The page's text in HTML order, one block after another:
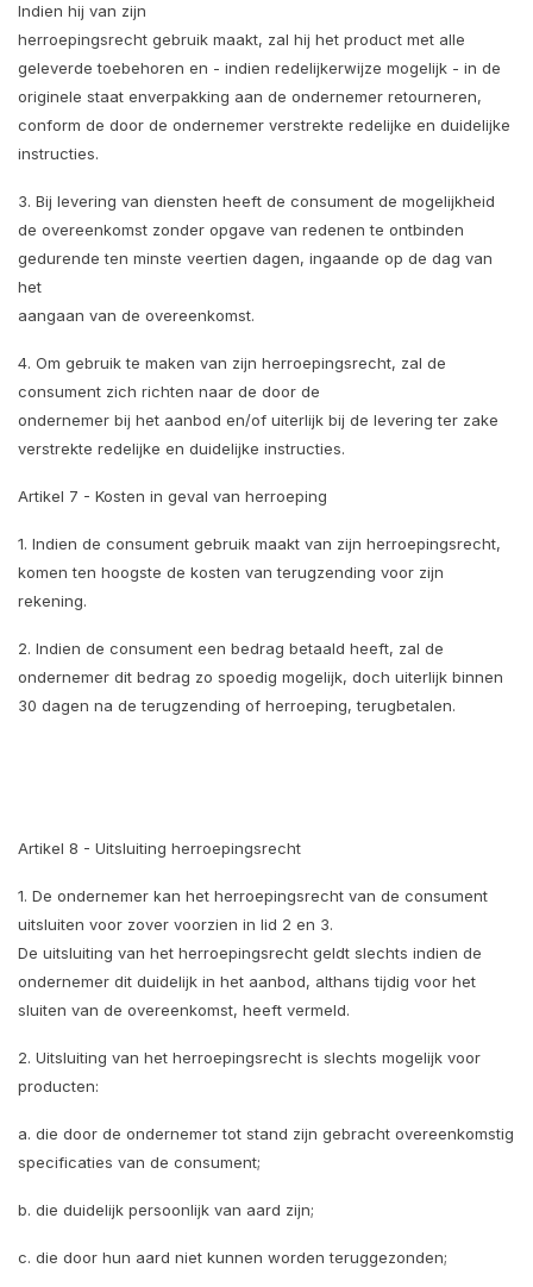
Indien hij van zijn
herroepingsrecht gebruik maakt, zal hij het product met alle
geleverde toebehoren en - indien redelijkerwijze mogelijk - in de
originele staat enverpakking aan de ondernemer retourneren,
conform de door de ondernemer verstrekte redelijke en duidelijke
instructies.
3. Bij levering van diensten heeft de consument de mogelijkheid
de overeenkomst zonder opgave van redenen te ontbinden
gedurende ten minste veertien dagen, ingaande op de dag van
het
aangaan van de overeenkomst.
4. Om gebruik te maken van zijn herroepingsrecht, zal de
consument zich richten naar de door de
ondernemer bij het aanbod en/of uiterlijk bij de levering ter zake
verstrekte redelijke en duidelijke instructies.
Artikel 7 - Kosten in geval van herroeping
1. Indien de consument gebruik maakt van zijn herroepingsrecht,
komen ten hoogste de kosten van terugzending voor zijn
rekening.
2. Indien de consument een bedrag betaald heeft, zal de
ondernemer dit bedrag zo spoedig mogelijk, doch uiterlijk binnen
30 dagen na de terugzending of herroeping, terugbetalen.
Artikel 8 - Uitsluiting herroepingsrecht
1. De ondernemer kan het herroepingsrecht van de consument
uitsluiten voor zover voorzien in lid 2 en 3.
De uitsluiting van het herroepingsrecht geldt slechts indien de
ondernemer dit duidelijk in het aanbod, althans tijdig voor het
sluiten van de overeenkomst, heeft vermeld.
2. Uitsluiting van het herroepingsrecht is slechts mogelijk voor
producten:
a. die door de ondernemer tot stand zijn gebracht overeenkomstig
specificaties van de consument;
b. die duidelijk persoonlijk van aard zijn;
c. die door hun aard niet kunnen worden teruggezonden;